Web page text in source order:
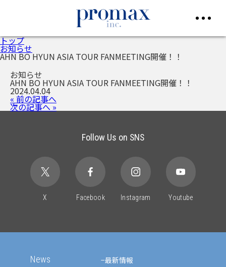
トップ
お知らせ
AHN BO HYUN ASIA TOUR FANMEETING開催！！
お知らせ
AHN BO HYUN ASIA TOUR FANMEETING開催！！
2024.04.04
« 前の記事へ
次の記事へ »
Follow Us on SNS
X Facebook Instagram Youtube
News 最新情報